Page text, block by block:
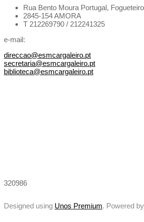
Rua Bento Moura Portugal, Fogueteiro
2845-154 AMORA
T 212269790 / 212241325
e-mail:
direccao@esmcargaleiro.pt
secretaria@esmcargaleiro.pt
biblioteca@esmcargaleiro.pt
320986
Designed using Unos Premium. Powered by